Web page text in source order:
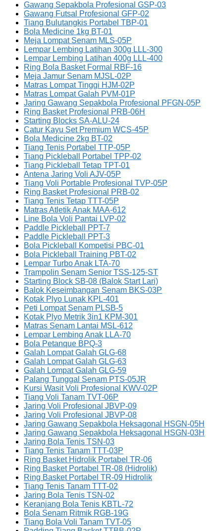
Gawang Sepakbola Profesional GSP-03
Gawang Futsal Profesional GFP-02
Tiang Bulutangkis Portabel TBP-01
Bola Medicine 1kg BT-01
Meja Lompat Senam MLS-05P
Lempar Lembing Latihan 300g LLL-300
Lempar Lembing Latihan 400g LLL-400
Ring Bola Basket Formal RBF-16
Meja Jamur Senam MJSL-02P
Matras Lompat Tinggi HJM-02P
Matras Lompat Galah PVM-01P
Jaring Gawang Sepakbola Profesional PFGN-05P
Ring Basket Profesional PRB-06H
Starting Blocks SA-ALU-24
Catur Kayu Set Premium WCS-45P
Bola Medicine 2kg BT-02
Tiang Tenis Portabel TTP-05P
Tiang Pickleball Portabel TPP-02
Tiang Pickleball Tetap TPT-01
Antena Jaring Voli AJV-05P
Tiang Voli Portable Profesional TVP-05P
Ring Basket Profesional PRB-02
Tiang Tenis Tetap TTT-05P
Matras Atletik Anak MAA-612
Line Bola Voli Pantai LVP-02
Paddle Pickleball PPT-7
Paddle Pickleball PPT-3
Bola Pickleball Kompetisi PBC-01
Bola Pickleball Training PBT-02
Lempar Turbo Anak LTA-70
Trampolin Senam Senior TSS-125-ST
Starting Block SB-08 (Balok Start Lari)
Balok Keseimbangan Senam BKS-03P
Kotak Plyo Lunak KPL-401
Peti Lompat Senam PLSB-5
Kotak Plyo Metrik 3in1 KPM-301
Matras Senam Lantai MSL-612
Lempar Lembing Anak LLA-70
Bola Petanque BPQ-3
Galah Lompat Galah GLG-68
Galah Lompat Galah GLG-63
Galah Lompat Galah GLG-59
Palang Tunggal Senam PTS-05JR
Kursi Wasit Voli Profesional KWV-02P
Tiang Voli Tanam TVT-06P
Jaring Voli Profesional JBVP-09
Jaring Voli Profesional JBVP-08
Jaring Gawang Sepakbola Heksagonal HSGN-05H
Jaring Gawang Sepakbola Heksagonal HSGN-03H
Jaring Bola Tenis TSN-03
Tiang Tenis Tanam TTT-03P
Ring Basket Hidrolik Portabel TR-06
Ring Basket Portabel TR-08 (Hidrolik)
Ring Basket Portabel TR-09 Hidrolik
Tiang Tenis Tanam TTT-02
Jaring Bola Tenis TSN-02
Keranjang Bola Tenis KBTL-72
Bola Senam Ritmik RGB-19G
Tiang Bola Voli Tanam TVT-05